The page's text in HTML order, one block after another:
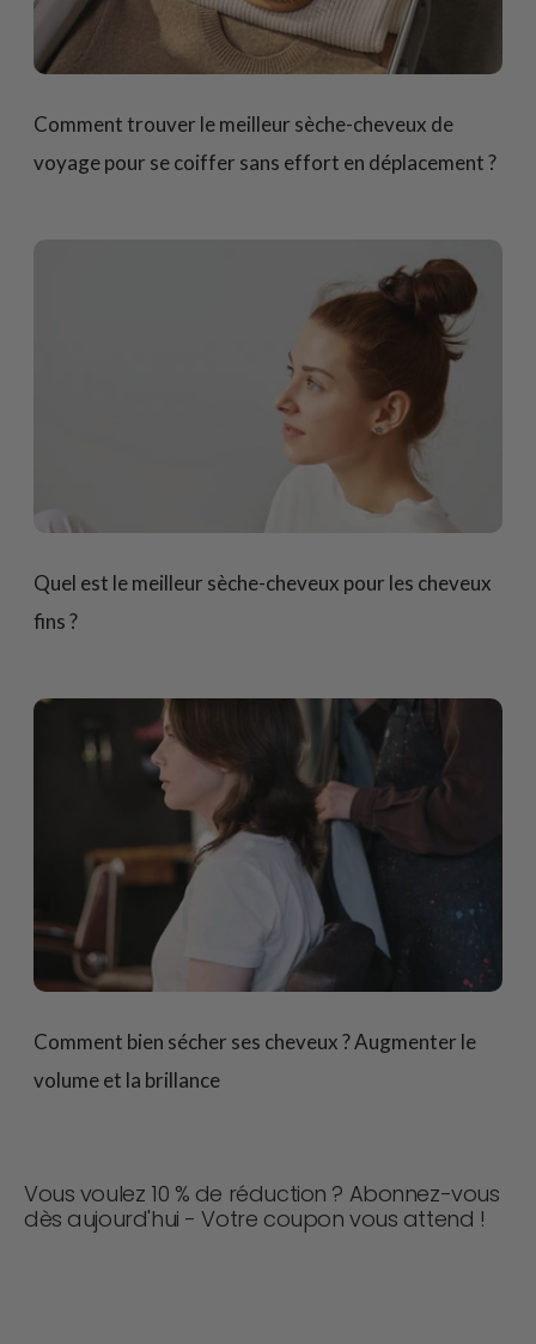
Comment trouver le meilleur sèche-cheveux de
voyage pour se coiffer sans effort en déplacement ?
Quel est le meilleur sèche-cheveux pour les cheveux
fins ?
Comment bien sécher ses cheveux ? Augmenter le
volume et la brillance
Vous voulez 10 % de réduction ? Abonnez-vous
dès aujourd'hui - Votre coupon vous attend !